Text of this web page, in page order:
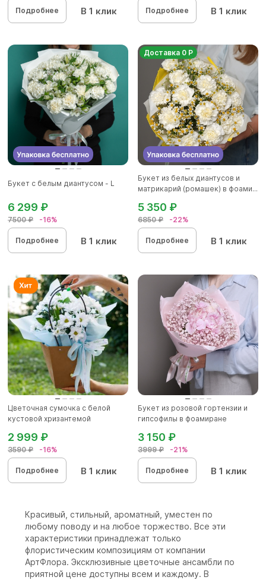
Подробнее В 1 клик Подробнее В 1 клик
Букет с белым диантусом - L
7500 ₽ -16%
6 299 ₽
Подробнее В 1 клик
Доставка 0 Р
Букет из белых диантусов и
матрикарий (ромашек) в фоами...
6850 ₽ -22%
5 350 ₽
Подробнее В 1 клик
Цветочная сумочка с белой
кустовой хризантемой
3590 ₽ -16%
2 999 ₽
Подробнее В 1 клик
Букет из розовой гортензии и
гипсофилы в фоамиране
3999 ₽ -21%
3 150 ₽
Подробнее В 1 клик
Красивый, стильный, ароматный, уместен по
любому поводу и на любое торжество. Все эти
характеристики принадлежат только
флористическим композициям от компании
АртФлора. Эксклюзивные цветочные ансамбли по
приятной цене доступны всем и каждому. В